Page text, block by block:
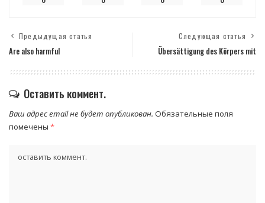
Предыдущая статья
Are also harmful
Следующая статья
Übersättigung des Körpers mit
Оставить коммент.
Ваш адрес email не будет опубликован. Обязательные поля
помечены *